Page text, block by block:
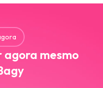
agora mesmo